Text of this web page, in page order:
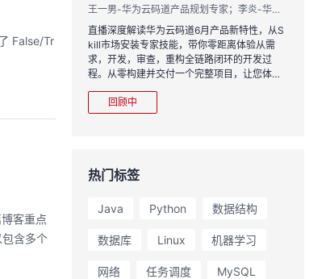
False/Tr
客重点
含多个
带走、可炫
王一男-华为云码道产品规划专家；李炎-华为云码道产品专家；姜浩-华为云HCDG核心组成员
直播深度解读华为云码道6月产品新特性，从S
kill市场安装专家技能，带你零距离体验从需
求，开发，审查，重构全链路闭环的开发过
程。从零构建并交付一个完整项目，让您体验
从代码提交到服务上线的“极速”之旅。
回顾中
热门标签
Java Python 数据结构
数据库 Linux 机器学习
网络 任务调度 MySQL